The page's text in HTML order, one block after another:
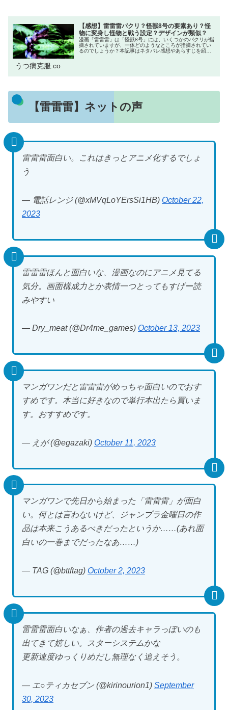
【感想】雷雷雷パクリ？怪獣8号の要素あり？怪
物に変身し怪物と戦う設定？デザインが類似？
漫画「雷雷雷」は「怪獣8号」には、いくつかのパクリが指
摘されていますが、一体どのようなところが指摘されてい
るのでしょうか？本記事はネタバレ感想やあらすじを紹介
うつ病克服.co
【雷雷雷】ネットの声
雷雷雷面白い。これはきっとアニメ化するでしょ
う
— 電話レンジ (@xMVqLoYErsSi1HB) October 22,
2023
雷雷雷ほんと面白いな、漫画なのにアニメ見てる
気分。画面構成力とか表情一つとってもすげー読
みやすい
— Dry_meat (@Dr4me_games) October 13, 2023
マンガワンだと雷雷雷がめっちゃ面白いのでおす
すめです。本当に好きなので単行本出たら買いま
す。おすすめです。
— えが (@egazaki) October 11, 2023
マンガワンで先日から始まった「雷雷雷」が面白
い。何とは言わないけど、ジャンプラ金曜日の作
品は本来こうあるべきだったというか……(あれ面
白いの一巻までだったなあ……)
— TAG (@bttftag) October 2, 2023
雷雷雷面白いなぁ、作者の過去キャラっぽいのも
出てきて嬉しい。スターシステムかな
更新速度ゆっくりめだし無理なく追えそう。
— エ○ティカセブン (@kirinourion1) September
30, 2023